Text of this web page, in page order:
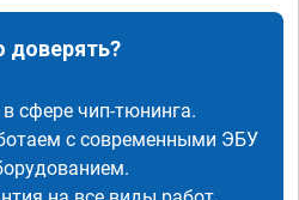
сфере чип-тюнинга.
с современными ЭБУ